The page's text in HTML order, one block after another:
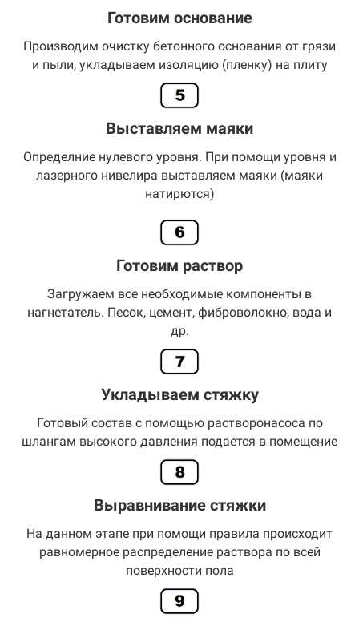
Готовим основание
Производим очистку бетонного основания от грязи
и пыли, укладываем изоляцию (пленку) на плиту
Выставляем маяки
Определние нулевого уровня. При помощи уровня и
лазерного нивелира выставляем маяки (маяки
натирются)
Готовим раствор
Загружаем все необходимые компоненты в
нагнетатель. Песок, цемент, фиброволокно, вода и
др.
Укладываем стяжку
Готовый состав с помощью растворонасоса по
шлангам высокого давления подается в помещение
Выравнивание стяжки
На данном этапе при помощи правила происходит
равномерное распределение раствора по всей
поверхности пола